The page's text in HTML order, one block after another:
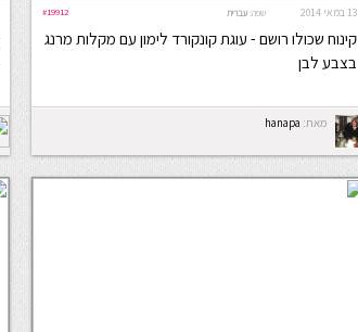
13 במאי 2014 #19912 שפה: עברית
קינוח שכולו רושם - עוגת קונקורד לימון עם מקלות מרנג
בצבע לבן
מאת: hanapa